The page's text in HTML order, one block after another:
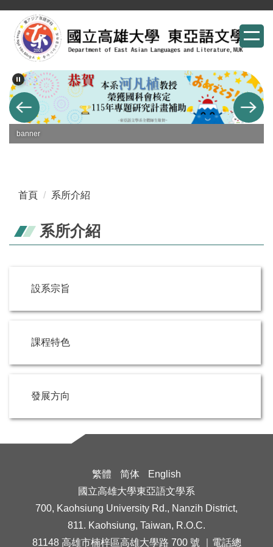
到
內
容
區
banner
首頁 系所介紹
系所介紹
設系宗旨
課程特色
發展方向
繁體 简体
English
國立高雄大學東亞語文學系
700, Kaohsiung University Rd., Nanzih District,
811. Kaohsiung, Taiwan, R.O.C.
81148 高雄市楠梓區高雄大學路 700 號 ｜電話總